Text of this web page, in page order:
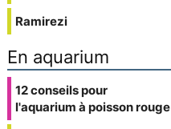
Ramirezi
En aquarium
12 conseils pour
l'aquarium à poisson rouge